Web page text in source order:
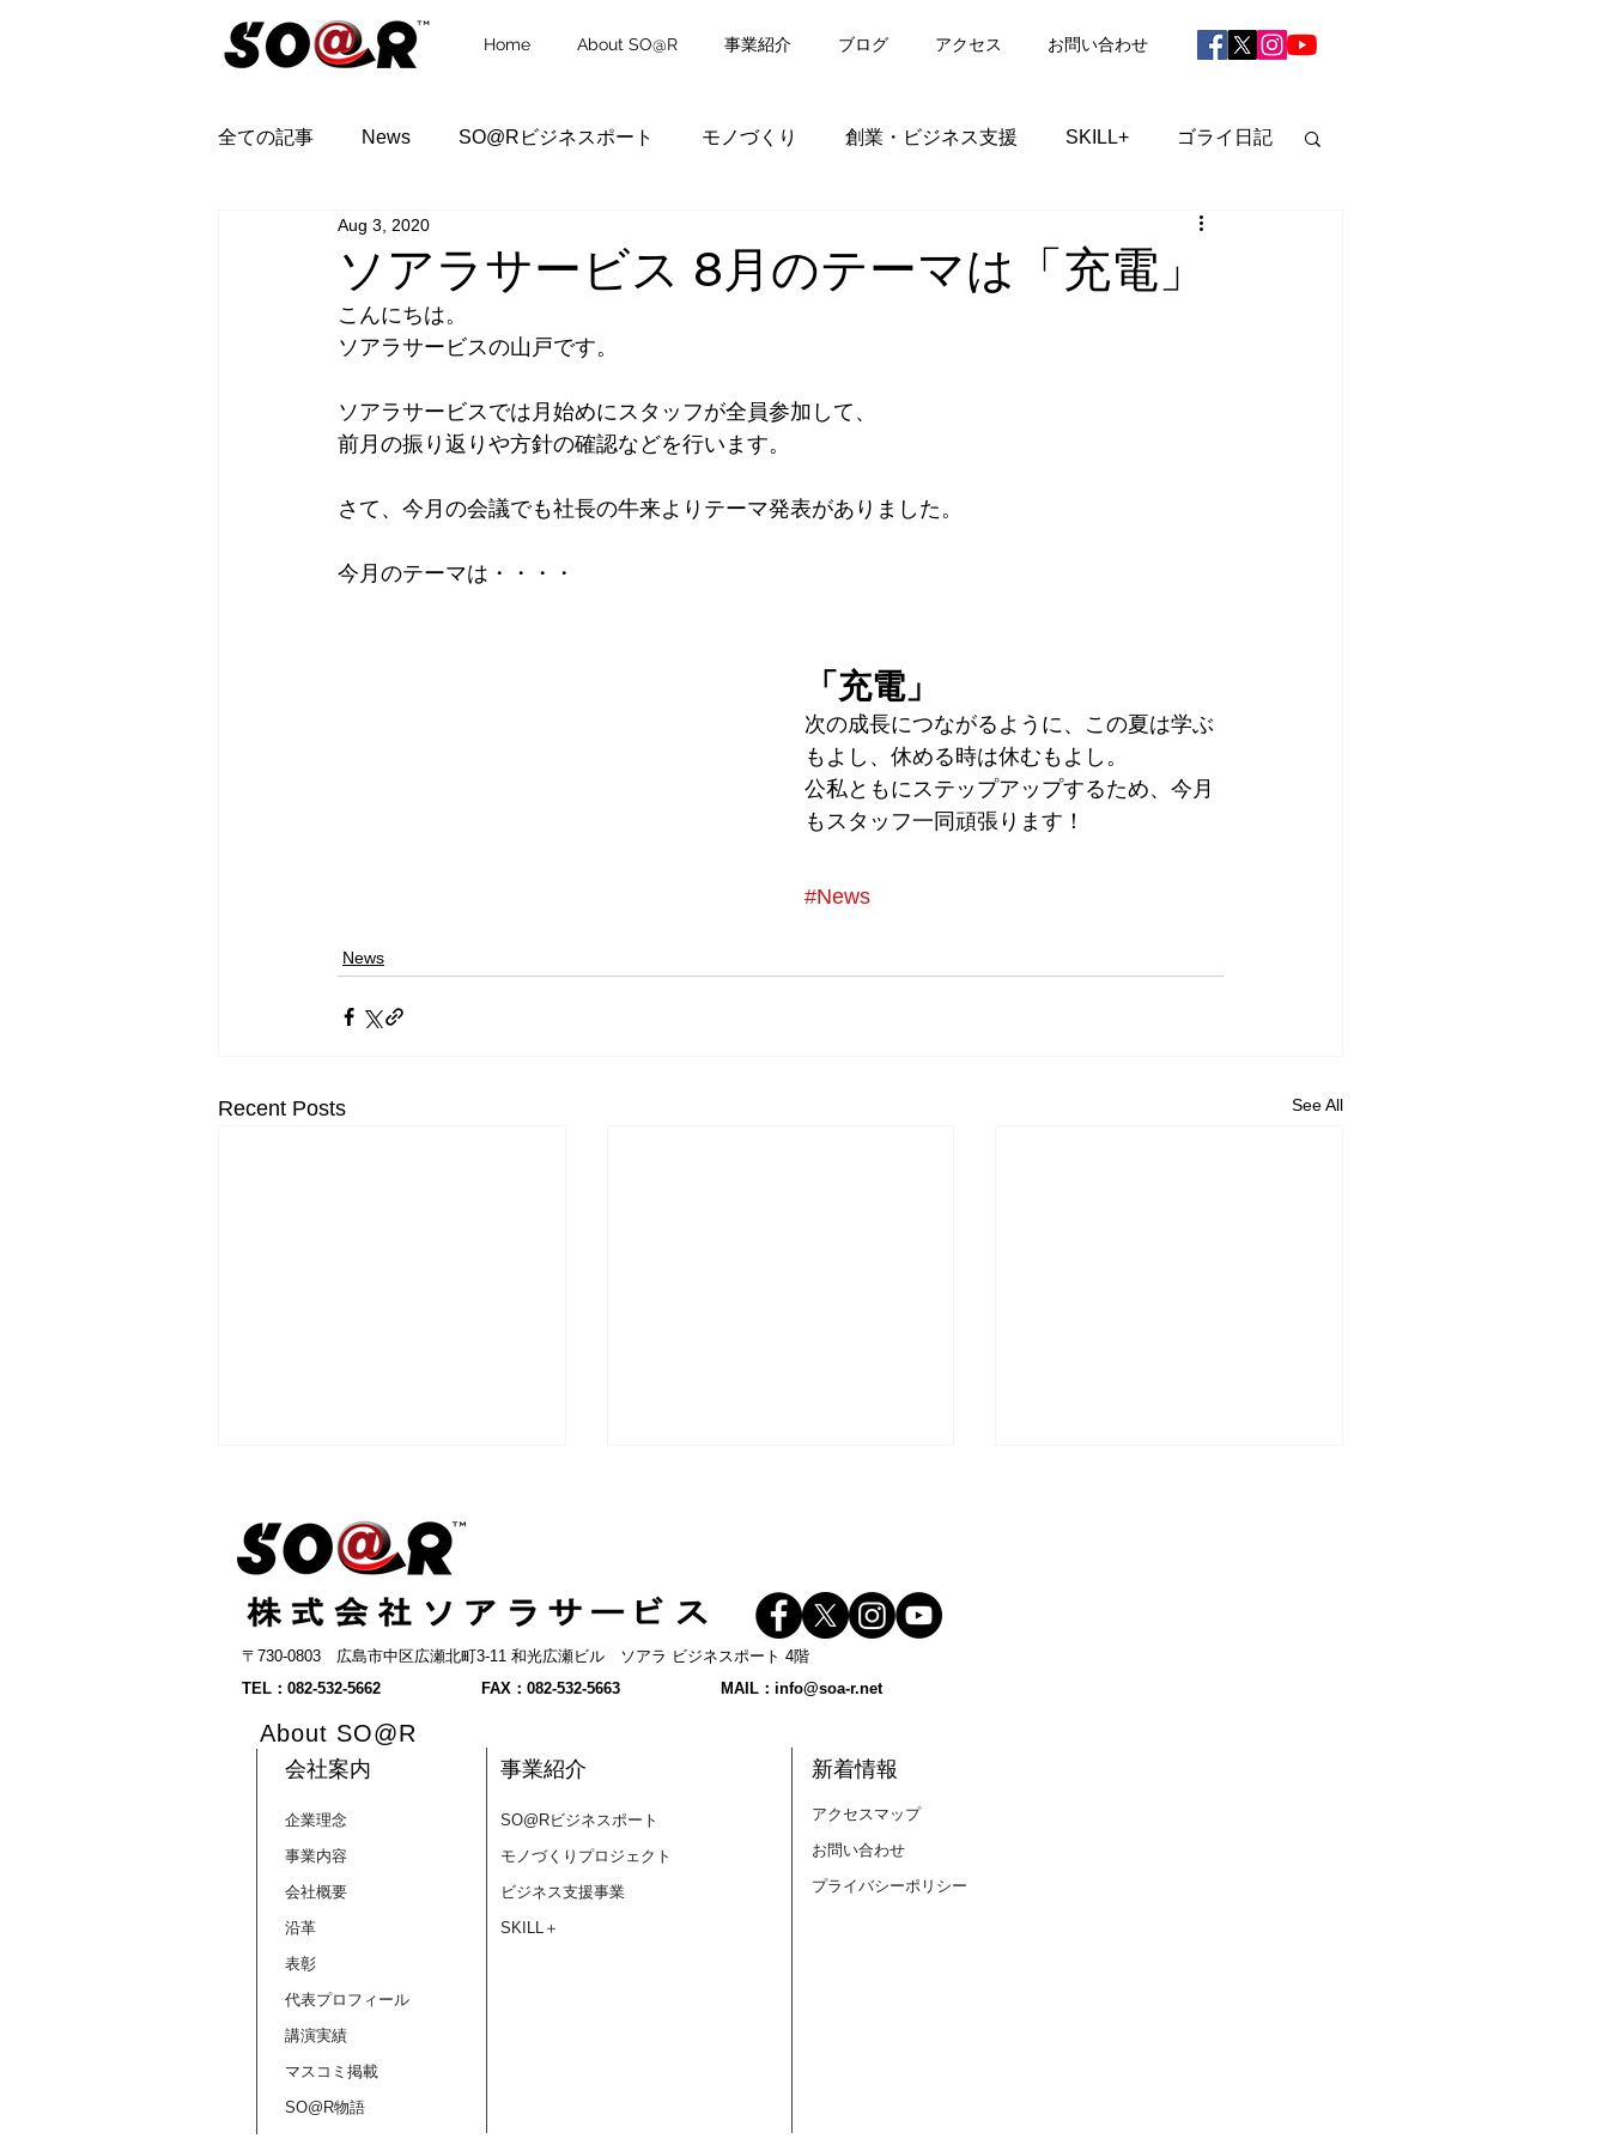
Home About SO@R 事業紹介 ブログ アクセス お問い合わせ
全ての記事 News SO@Rビジネスポート モノづくり 創業・ビジネス支援 SKILL+ ゴライ日記
ソアラサービス 8月のテーマは「充電」
Aug 3, 2020
こんにちは。
ソアラサービスの山戸です。
ソアラサービスでは月始めにスタッフが全員参加して、
前月の振り返りや方針の確認などを行います。
さて、今月の会議でも社長の牛来よりテーマ発表がありました。
今月のテーマは・・・・
「充電」
次の成長につながるように、この夏は学ぶ
もよし、休める時は休むもよし。
公私ともにステップアップするため、今月
もスタッフ一同頑張ります！
#News
News
Recent Posts See All
【求人】一緒に広島の「あっ
くれる仲間を募集します
【プレスリリース】2026年9
〒730-0803 広島市中区広瀬北町3-11 和光広瀬ビル ソアラ ビジネスポート 4階
TEL：082-532-5662
FAX：082-532-5663 MAIL： info@soa-r.net
About SO@R
会社案内
企業理念
事業内容
会社概要
沿革
表彰
代表プロフィール
講演実績
マスコミ掲載
SO@R物語
事業紹介
SO@Rビジネスポート
モノづくりプロジェクト
ビジネス支援事業
SKILL＋
新着情報
アクセスマップ
お問い合わせ
プライバシーポリシー